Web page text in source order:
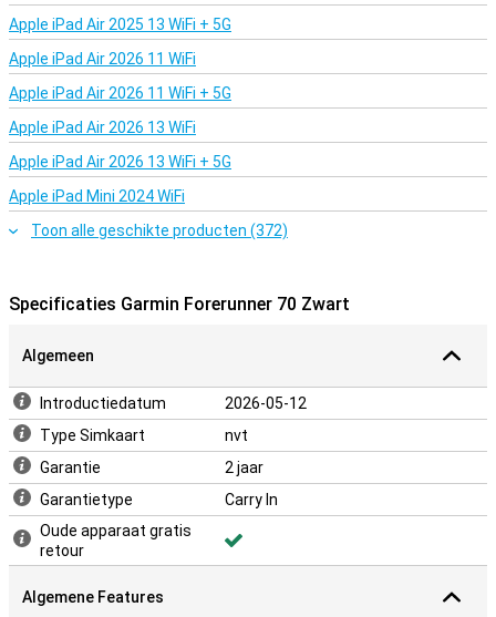
Met de Garmin Forerunner 70 Zwart blijf je ook tijdens het sporten
goed verbonden. Koppel je horloge met je iPhone of Android-
smartphone en ontvang WhatsApp-berichten, e-mails en
meldingen direct op je pols. Via LiveTrack kunnen vrienden en
familie je locatie volgen tijdens je training. De veiligheidsfunctie kan
bij een incident je locatie delen met contactpersonen. Dankzij de
lange batterijduur van maximaal 13 dagen in smartwatchmodus en
23 uur in GPS-modus draag je dit horloge zorgeloos dag en nacht.
Apple iPad Air 2025 13 WiFi + 5G
Apple iPad Air 2026 11 WiFi
Apple iPad Air 2026 11 WiFi + 5G
Apple iPad Air 2026 13 WiFi
Apple iPad Air 2026 13 WiFi + 5G
Apple iPad Mini 2024 WiFi
Toon alle geschikte producten (372)
Specificaties Garmin Forerunner 70 Zwart
Algemeen
Introductiedatum
2026-05-12
Type Simkaart
nvt
Garantie
2 jaar
Garantietype
Carry In
Oude apparaat gratis
retour
Algemene Features